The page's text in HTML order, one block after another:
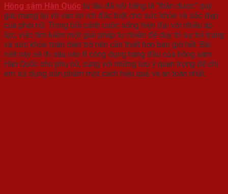
Hồng sâm Hàn Quốc từ lâu đã nổi tiếng là “thần dược” quý
giá, mang lại vô vàn lợi ích đặc biệt cho sức khỏe và sắc đẹp
của phái nữ. Trong bối cảnh cuộc sống hiện đại với nhiều áp
lực, việc tìm kiếm một giải pháp tự nhiên để duy trì sự trẻ trung
và sức khỏe toàn diện trở nên cần thiết hơn bao giờ hết. Bài
viết này sẽ đi sâu vào 8 công dụng hàng đầu của hồng sâm
Hàn Quốc cho phụ nữ, cùng với những lưu ý quan trọng để chị
em sử dụng sản phẩm một cách hiệu quả và an toàn nhất.